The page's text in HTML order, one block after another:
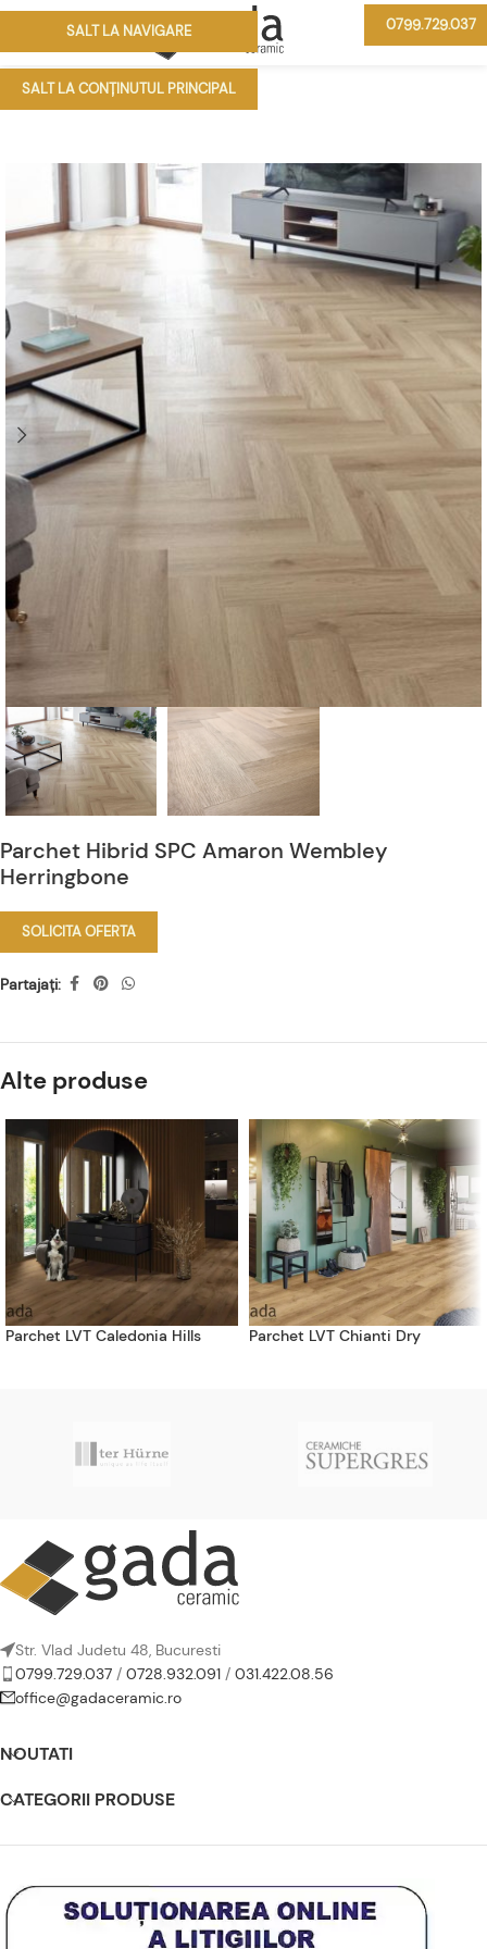
SALT LA NAVIGARE
SALT LA CONȚINUTUL PRINCIPAL
0799.729.037
Parchet Hibrid SPC Amaron Wembley
Herringbone
SOLICITA OFERTA
Partajați:
Alte produse
Parchet LVT Caledonia Hills Parchet LVT Chianti Dry
Str. Vlad Judetu 48, Bucuresti
0799.729.037 / 0728.932.091 / 031.422.08.56
office@gadaceramic.ro
NOUTATI
CATEGORII PRODUSE